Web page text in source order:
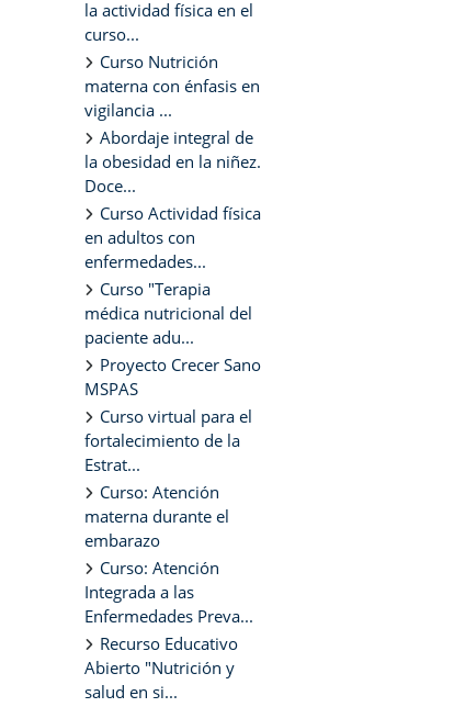
la actividad física en el
curso...
Curso Nutrición
materna con énfasis en
vigilancia ...
Abordaje integral de
la obesidad en la niñez.
Doce...
Curso Actividad física
en adultos con
enfermedades...
Curso "Terapia
médica nutricional del
paciente adu...
Proyecto Crecer Sano
MSPAS
Curso virtual para el
fortalecimiento de la
Estrat...
Curso: Atención
materna durante el
embarazo
Curso: Atención
Integrada a las
Enfermedades Preva...
Recurso Educativo
Abierto "Nutrición y
salud en si...